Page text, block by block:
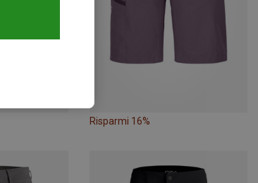
Risparmi 16%